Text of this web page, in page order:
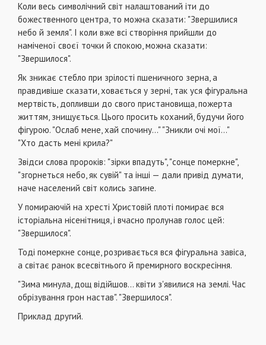
Коли весь символічний світ налаштований іти до
божественного центра, то можна сказати: "Звершилися
небо й земля". І коли вже всі створіння прийшли до
наміченої своєї точки й спокою, можна сказати:
"Звершилося".
Як зникає стебло при зрілості пшеничного зерна, а
правдивіше сказати, ховається у зерні, так уся фігуральна
мертвість, допливши до свого пристановища, пожерта
життям, знищується. Цього просить коханий, будучи його
фігурою. "Ослаб мене, хай спочину..." "Зникли очі мої..."
"Хто дасть мені крила?"
Звідси слова пророків: "зірки впадуть", "сонце померкне",
"згорнеться небо, як сувій" та інші — дали привід думати,
наче населений світ колись загине.
У помираючій на хресті Христовій плоті помирає вся
історіальна нісенітниця, і вчасно пролунав голос цей:
"Звершилося".
Тоді померкне сонце, розривається вся фігуральна завіса,
а світає ранок всесвітнього й премирного воскресіння.
"Зима минула, дощ відійшов... квіти з'явилися на землі. Час
обрізування грон настав". "Звершилося".
Приклад другий.